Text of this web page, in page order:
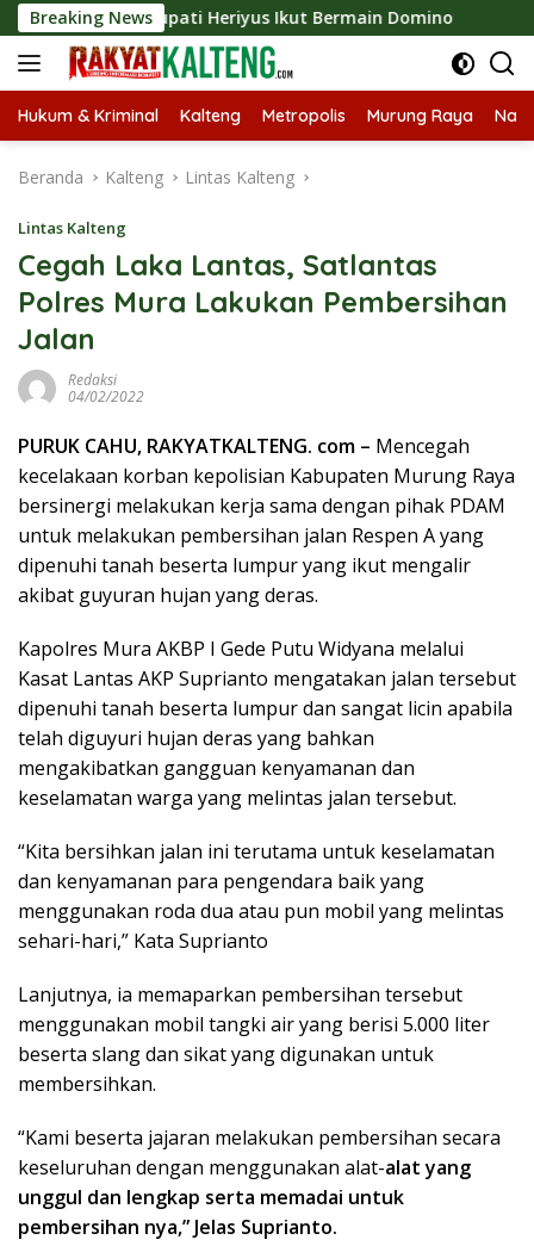
Langsung
ke
konten
Breaking News
2026, Bupati Heriyus Ikut Bermain Domino
Hukum & Kriminal Kalteng Metropolis Murung Raya
Beranda Kalteng Lintas Kalteng
Lintas Kalteng
Cegah Laka Lantas, Satlantas
Polres Mura Lakukan Pembersihan
Jalan
Redaksi
04/02/2022
PURUK CAHU, RAKYATKALTENG. com – Mencegah
kecelakaan korban kepolisian Kabupaten Murung Raya
bersinergi melakukan kerja sama dengan pihak PDAM
untuk melakukan pembersihan jalan Respen A yang
dipenuhi tanah beserta lumpur yang ikut mengalir
akibat guyuran hujan yang deras.
Kapolres Mura AKBP I Gede Putu Widyana melalui
Kasat Lantas AKP Suprianto mengatakan jalan tersebut
dipenuhi tanah beserta lumpur dan sangat licin apabila
telah diguyuri hujan deras yang bahkan
mengakibatkan gangguan kenyamanan dan
keselamatan warga yang melintas jalan tersebut.
“Kita bersihkan jalan ini terutama untuk keselamatan
dan kenyamanan para pengendara baik yang
menggunakan roda dua atau pun mobil yang melintas
sehari-hari,” Kata Suprianto
Lanjutnya, ia memaparkan pembersihan tersebut
menggunakan mobil tangki air yang berisi 5.000 liter
beserta slang dan sikat yang digunakan untuk
membersihkan.
“Kami beserta jajaran melakukan pembersihan secara
keseluruhan dengan menggunakan alat-alat yang
unggul dan lengkap serta memadai untuk
pembersihan nya,” Jelas Suprianto.